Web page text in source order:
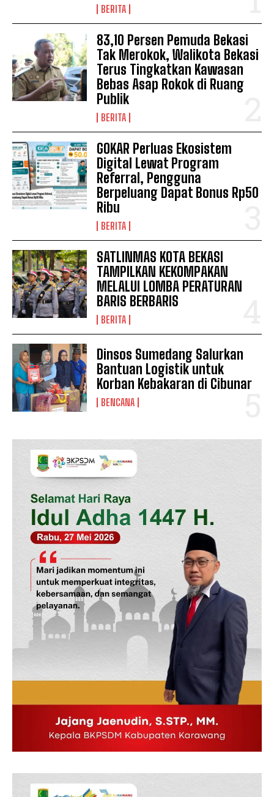
News Week
Magazine PRO
SUBSCRIBE NOW
Company
Disclaimer
Kontak Kami
Redaksi
Pedoman Media Siber
Tentang Kami
Indeks Berita
BERITA
83,10 Persen Pemuda Bekasi
Tak Merokok, Walikota Bekasi
Terus Tingkatkan Kawasan
Bebas Asap Rokok di Ruang
Publik
BERITA
GOKAR Perluas Ekosistem
Digital Lewat Program
Referral, Pengguna
Berpeluang Dapat Bonus Rp50
Ribu
BERITA
SATLINMAS KOTA BEKASI
TAMPILKAN KEKOMPAKAN
MELALUI LOMBA PERATURAN
BARIS BERBARIS
BERITA
Dinsos Sumedang Salurkan
Bantuan Logistik untuk
Korban Kebakaran di Cibunar
BENCANA